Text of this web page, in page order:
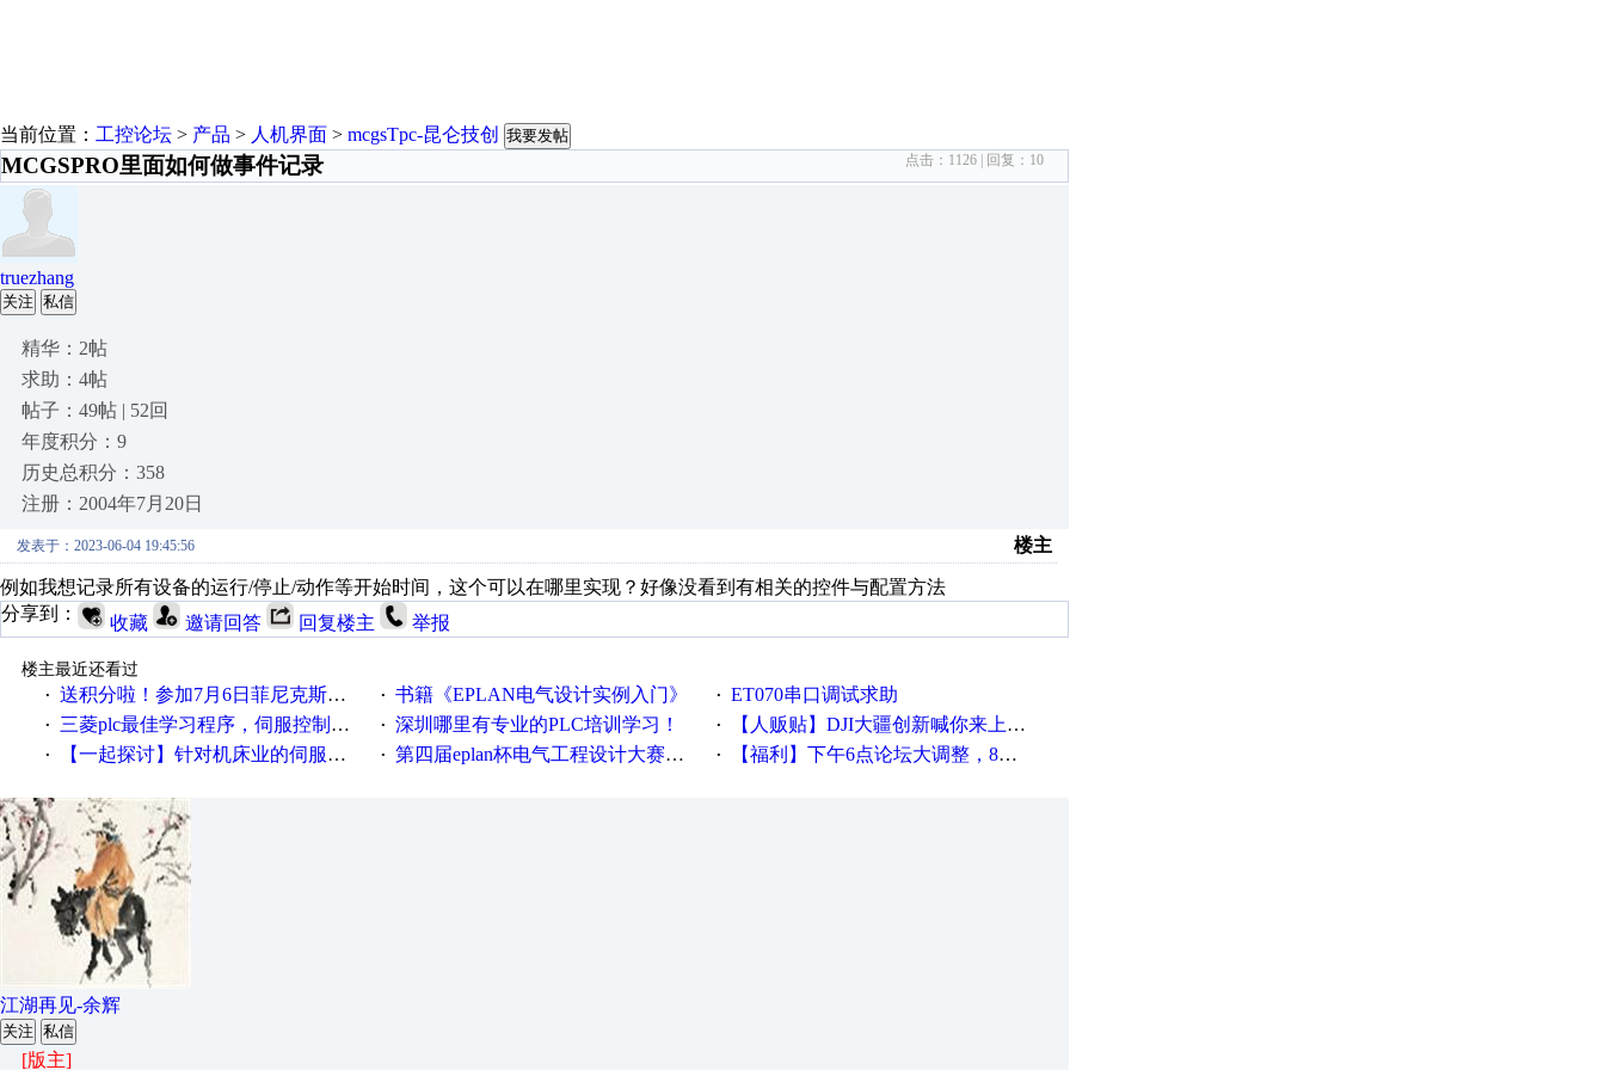
当前位置： 工控论坛 > 产品 > 人机界面 > mcgsTpc-昆仑技创 我要发帖
MCGSPRO里面如何做事件记录 点击： 1126 | 回复： 10
truezhang
关注 私信
精华：2帖
求助：4帖
帖子：49帖 | 52回
年度积分：9
历史总积分：358
注册：2004年7月20日
发表于：2023-06-04 19:45:56 楼主
例如我想记录所有设备的运行/停止/动作等开始时间，这个可以在哪里实现？好像没看到有相关的控件与配置方法
分享到：
收藏 邀请回答 回复楼主 举报
楼主最近还看过
· 送积分啦！参加7月6日菲尼克斯在线研讨会即得 · 书籍《EPLAN电气设计实例入门》 · ET070串口调试求助
· 三菱plc最佳学习程序，伺服控制，各种报警，注释详细，看的懂，学得快！ · 深圳哪里有专业的PLC培训学习！ · 【人贩贴】DJI大疆创新喊你来上班啦~~~
· 【一起探讨】针对机床业的伺服系统发展，您的期望是什么？ · 第四届eplan杯电气工程设计大赛报名啦！！！ · 【福利】下午6点论坛大调整，8点服务器内存升级
江湖再见-余辉
关注 私信
[版主]